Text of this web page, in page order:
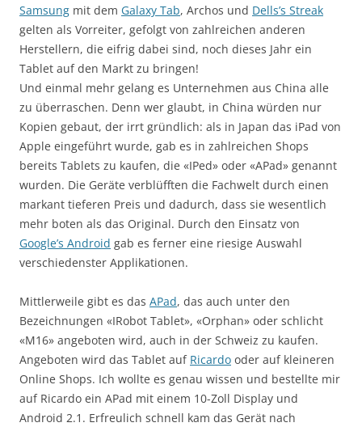
Samsung mit dem Galaxy Tab, Archos und Dells’s Streak
gelten als Vorreiter, gefolgt von zahlreichen anderen
Herstellern, die eifrig dabei sind, noch dieses Jahr ein
Tablet auf den Markt zu bringen!
Und einmal mehr gelang es Unternehmen aus China alle
zu überraschen. Denn wer glaubt, in China würden nur
Kopien gebaut, der irrt gründlich: als in Japan das iPad von
Apple eingeführt wurde, gab es in zahlreichen Shops
bereits Tablets zu kaufen, die «IPed» oder «APad» genannt
wurden. Die Geräte verblüfften die Fachwelt durch einen
markant tieferen Preis und dadurch, dass sie wesentlich
mehr boten als das Original. Durch den Einsatz von
Google’s Android gab es ferner eine riesige Auswahl
verschiedenster Applikationen.
Mittlerweile gibt es das APad, das auch unter den
Bezeichnungen «IRobot Tablet», «Orphan» oder schlicht
«M16» angeboten wird, auch in der Schweiz zu kaufen.
Angeboten wird das Tablet auf Ricardo oder auf kleineren
Online Shops. Ich wollte es genau wissen und bestellte mir
auf Ricardo ein APad mit einem 10-Zoll Display und
Android 2.1. Erfreulich schnell kam das Gerät nach